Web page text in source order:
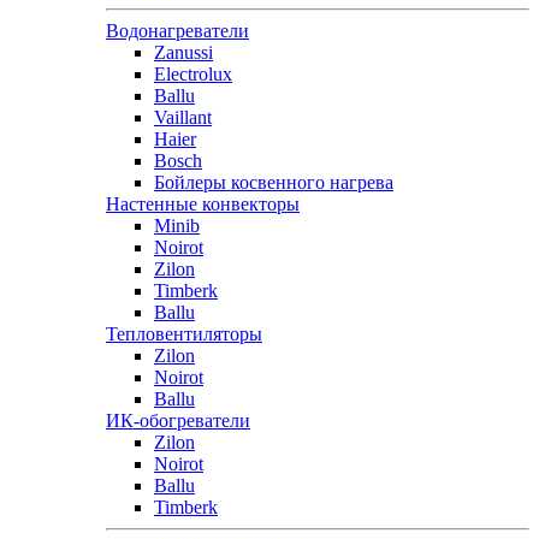
Водонагреватели
Zanussi
Electrolux
Ballu
Vaillant
Haier
Bosch
Бойлеры косвенного нагрева
Настенные конвекторы
Minib
Noirot
Zilon
Timberk
Ballu
Тепловентиляторы
Zilon
Noirot
Ballu
ИК-обогреватели
Zilon
Noirot
Ballu
Timberk